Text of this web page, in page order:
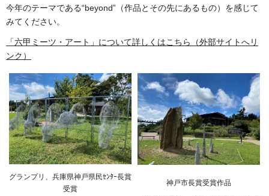
今年のテーマである“beyond”（作品とその先にあるもの）を感じて
みてください。
「六甲ミーツ・アート」について詳しくはこちら（外部サイトへリ
ンク）
グランプリ、兵庫県神戸県民ｾﾝﾀｰ長賞
受賞
神戸市長賞受賞作品